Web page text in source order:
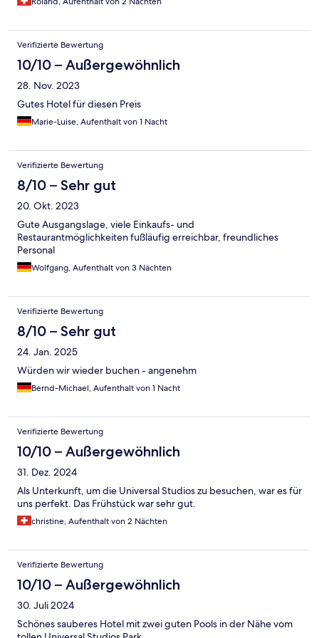
Verifizierte Bewertung
10/10 – Außergewöhnlich
28. Nov. 2023
Gutes Hotel für diesen Preis
Marie-Luise, Aufenthalt von 1 Nacht
Verifizierte Bewertung
8/10 – Sehr gut
20. Okt. 2023
Gute Ausgangslage, viele Einkaufs- und
Restaurantmöglichkeiten fußläufig erreichbar, freundliches
Personal
Wolfgang, Aufenthalt von 3 Nächten
Verifizierte Bewertung
8/10 – Sehr gut
24. Jan. 2025
Würden wir wieder buchen - angenehm
Bernd-Michael, Aufenthalt von 1 Nacht
Verifizierte Bewertung
10/10 – Außergewöhnlich
31. Dez. 2024
Als Unterkunft, um die Universal Studios zu besuchen, war es für
uns perfekt. Das Frühstück war sehr gut.
christine, Aufenthalt von 2 Nächten
Verifizierte Bewertung
10/10 – Außergewöhnlich
30. Juli 2024
Schönes sauberes Hotel mit zwei guten Pools in der Nähe vom